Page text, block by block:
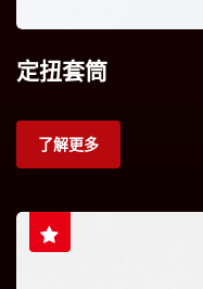
定扭套筒
了解更多